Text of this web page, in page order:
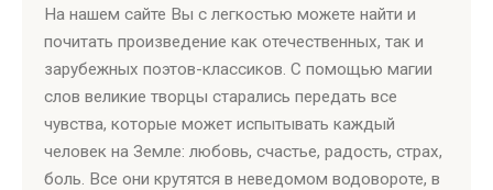
На нашем сайте Вы с легкостью можете найти и
почитать произведение как отечественных, так и
зарубежных поэтов-классиков. С помощью магии
слов великие творцы старались передать все
чувства, которые может испытывать каждый
человек на Земле: любовь, счастье, радость, страх,
боль. Все они крутятся в неведомом водовороте, в